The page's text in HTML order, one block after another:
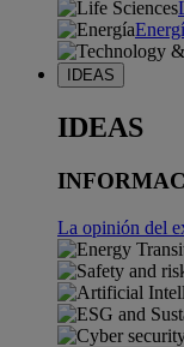
IDEAS
IDEAS
La opinión del